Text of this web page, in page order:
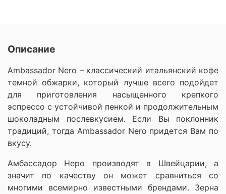
Описание
Ambassador Nero – классический итальянский кофе
темной обжарки, который лучше всего подойдет
для приготовления насыщенного крепкого
эспрессо с устойчивой пенкой и продолжительным
шоколадным послевкусием. Если Вы поклонник
традиций, тогда Ambassador Nero придется Вам по
вкусу.
Амбассадор Неро производят в Швейцарии, а
значит по качеству он может сравниться со
многими всемирно известными брендами. Зерна